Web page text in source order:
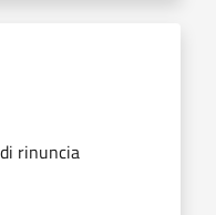
rinuncia